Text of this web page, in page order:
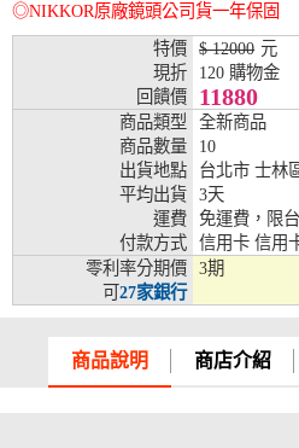
◎NIKKOR原廠鏡頭公司貨一年保固
特價
$ 12000 元
現折
120 購物金
回饋價
11880
商品類型
全新商品
商品數量
10
出貨地點
台北市 士林
平均出貨
3天
運費
免運費，限
付款方式
信用卡 信用
零利率分期價
可27家銀行
3期
商品說明 商店介紹
兆豐銀行、合作
彰化銀行、上海
台灣企銀、台中
臺灣新光銀行、
銀、元大銀行、
行、星展銀行、
託、台灣樂天、三
兆豐銀行、合作
彰化銀行、上海
台灣企銀、台中
臺灣新光銀行、
銀、元大銀行、
託、台灣樂天、
兆豐銀行、合作